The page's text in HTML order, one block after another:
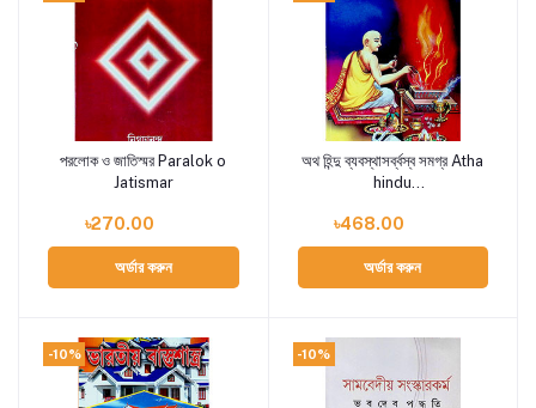
Add to cart
পরলোক ও জাতিস্মর Paralok o
Jatismar
৳270.00
অর্ডার করুন
Add to cart
অথ হিন্দু ব্যবস্থাসর্ব্বস্ব সমগ্র Atha
hindu
Samagra
৳468.00
অর্ডার করুন
-10% -10%